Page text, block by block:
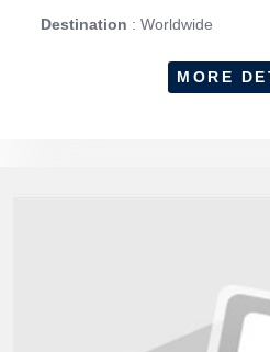
Destination : Worldwide
MORE